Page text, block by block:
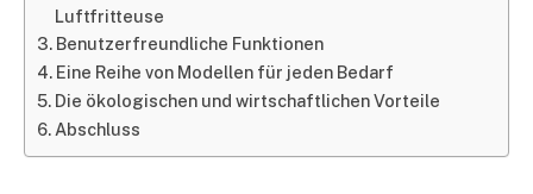
Luftfritteuse
Benutzerfreundliche Funktionen
Eine Reihe von Modellen für jeden Bedarf
Die ökologischen und wirtschaftlichen Vorteile
Abschluss